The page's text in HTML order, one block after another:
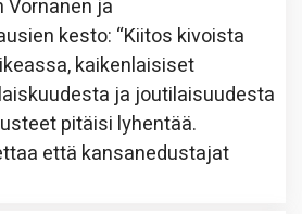
Vornanen ja
kesto: “Kiitos kivoista
kaikenlaisiset
ja joutilaisuudesta
pitäisi lyhentää.
että kansanedustajat